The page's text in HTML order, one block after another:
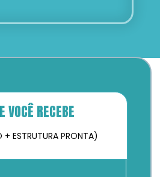
VOCÊ RECEBE
+ ESTRUTURA PRONTA)